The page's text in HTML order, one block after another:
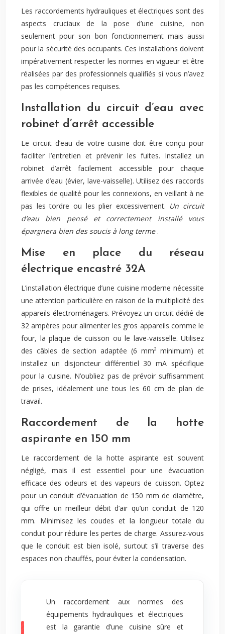
Les raccordements hydrauliques et électriques sont des
aspects cruciaux de la pose d’une cuisine, non
seulement pour son bon fonctionnement mais aussi
pour la sécurité des occupants. Ces installations doivent
impérativement respecter les normes en vigueur et être
réalisées par des professionnels qualifiés si vous n’avez
pas les compétences requises.
Installation du circuit d’eau avec
robinet d’arrêt accessible
Le circuit d’eau de votre cuisine doit être conçu pour
faciliter l’entretien et prévenir les fuites. Installez un
robinet d’arrêt facilement accessible pour chaque
arrivée d’eau (évier, lave-vaisselle). Utilisez des raccords
flexibles de qualité pour les connexions, en veillant à ne
pas les tordre ou les plier excessivement. Un circuit
d’eau bien pensé et correctement installé vous
épargnera bien des soucis à long terme .
Mise en place du réseau
électrique encastré 32A
L’installation électrique d’une cuisine moderne nécessite
une attention particulière en raison de la multiplicité des
appareils électroménagers. Prévoyez un circuit dédié de
32 ampères pour alimenter les gros appareils comme le
four, la plaque de cuisson ou le lave-vaisselle. Utilisez
des câbles de section adaptée (6 mm² minimum) et
installez un disjoncteur différentiel 30 mA spécifique
pour la cuisine. N’oubliez pas de prévoir suffisamment
de prises, idéalement une tous les 60 cm de plan de
travail.
Raccordement de la hotte
aspirante en 150 mm
Le raccordement de la hotte aspirante est souvent
négligé, mais il est essentiel pour une évacuation
efficace des odeurs et des vapeurs de cuisson. Optez
pour un conduit d’évacuation de 150 mm de diamètre,
qui offre un meilleur débit d’air qu’un conduit de 120
mm. Minimisez les coudes et la longueur totale du
conduit pour réduire les pertes de charge. Assurez-vous
que le conduit est bien isolé, surtout s’il traverse des
espaces non chauffés, pour éviter la condensation.
Un raccordement aux normes des
équipements hydrauliques et électriques
est la garantie d’une cuisine sûre et